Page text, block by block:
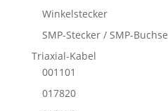
Winkelstecker
SMP-Stecker / SMP-Buchse
Triaxial-Kabel
001101
017820